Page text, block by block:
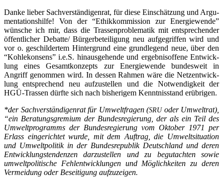
Dan­ke lie­ber Sach­ver­stän­di­gen­rat, für die­se Ein­schät­zung und Argu­
men­ta­ti­ons­hil­fe! Von der “Ethik­kom­mis­si­on zur Ener­gie­wen­de”
wün­sche ich mir, dass die Tras­sen­pro­ble­ma­tik mit ent­spre­chen­der
öffent­li­cher Debatte/ Bür­ger­be­tei­li­gung neu auf­ge­grif­fen wird und
vor o. geschil­der­tem Hin­ter­grund eine grund­le­gend neue, über den
“Koh­le­kon­sens” i.e.S. hin­aus­ge­hen­de und ergeb­nis­of­fe­ne Ent­wick­
lung eines Gesamt­kon­zepts zur Ener­gie­wen­de bun­des­weit in
Angriff genom­men wird. In des­sen Rah­men wäre die Netz­ent­wick­
lung ent­spre­chend neu auf­zu­stel­len und die Not­wen­dig­keit der
HGÜ-Tras­sen dürf­te sich nach bis­he­ri­gem Kennt­nis­stand erübrigen.
*der Sach­ver­stän­di­gen­rat für Umwelt­fra­gen (SRUoder Umwelt­rat),
“ein Bera­tungs­gre­mi­um der Bun­des­re­gie­rung, der als ein Teil des
Umwelt­pro­gramms der Bun­des­re­gie­rung vom Okto­ber 1971 per
Erlass ein­ge­rich­tet wur­de, mit dem Auf­trag, die Umwelt­si­tua­ti­on
und Umwelt­po­li­tik in der Bun­des­re­pu­blik Deutsch­land und deren
Ent­wick­lungs­ten­den­zen dar­zu­stel­len und zu begut­ach­ten sowie
umwelt­po­li­ti­sche Fehl­ent­wick­lun­gen und Mög­lich­kei­ten zu deren
Ver­mei­dung oder Besei­ti­gung aufzuzeigen.